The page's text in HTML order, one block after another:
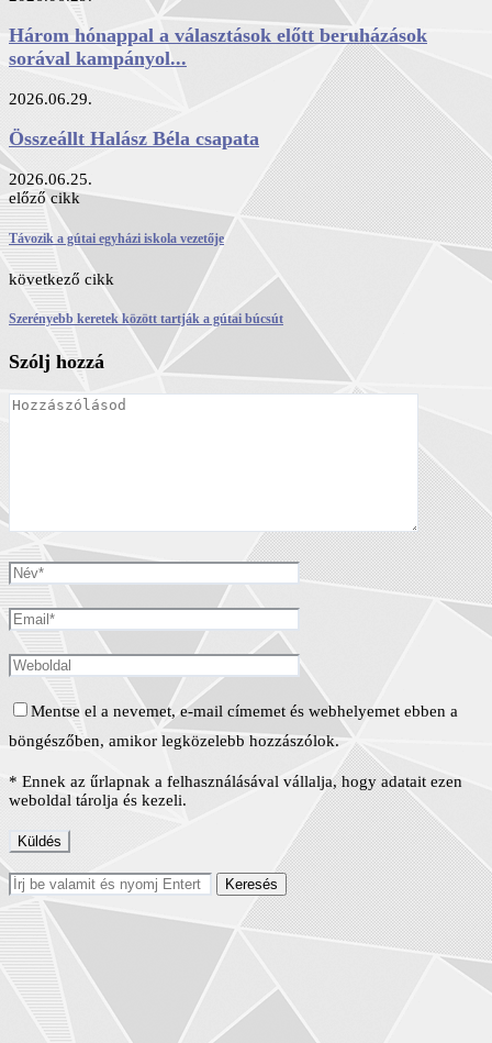
Három hónappal a választások előtt beruházások
sorával kampányol...
2026.06.29.
Összeállt Halász Béla csapata
2026.06.25.
előző cikk
Távozik a gútai egyházi iskola vezetője
következő cikk
Szerényebb keretek között tartják a gútai búcsút
Szólj hozzá
Mentse el a nevemet, e-mail címemet és webhelyemet ebben a
böngészőben, amikor legközelebb hozzászólok.
* Ennek az űrlapnak a felhasználásával vállalja, hogy adatait ezen
weboldal tárolja és kezeli.